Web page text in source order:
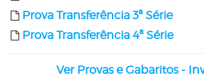
Prova Transferência 3ª Série
Prova Transferência 4ª Série
Ver Provas e Gabaritos -